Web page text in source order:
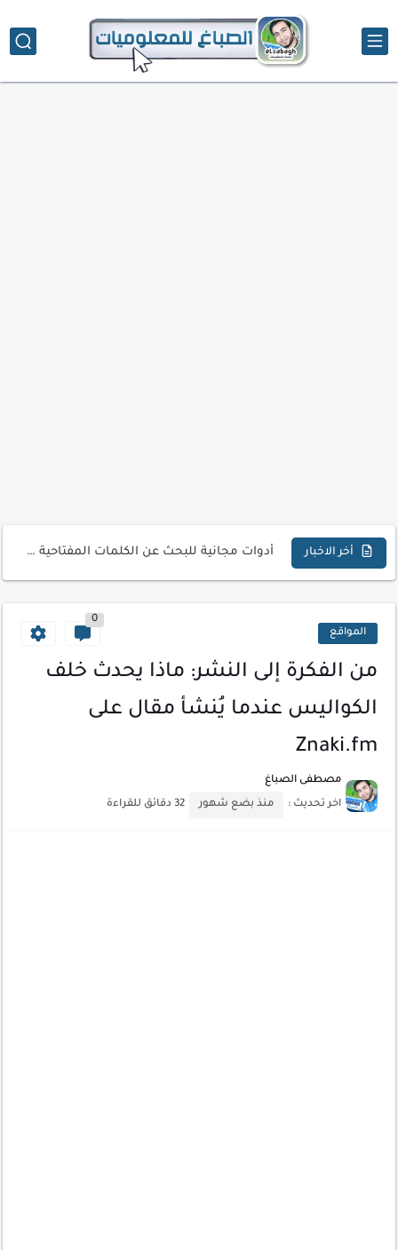
أخر الاخبار كيف تستفيد من تقنيات التعلم الآلي لتحليل بيانات الزوار
المواقع
0
من الفكرة إلى النشر: ماذا يحدث خلف
الكواليس عندما يُنشأ مقال على
Znaki.fm
مصطفى الصباغ
اخر تحديث : منذ بضع شهور 32 دقائق للقراءة